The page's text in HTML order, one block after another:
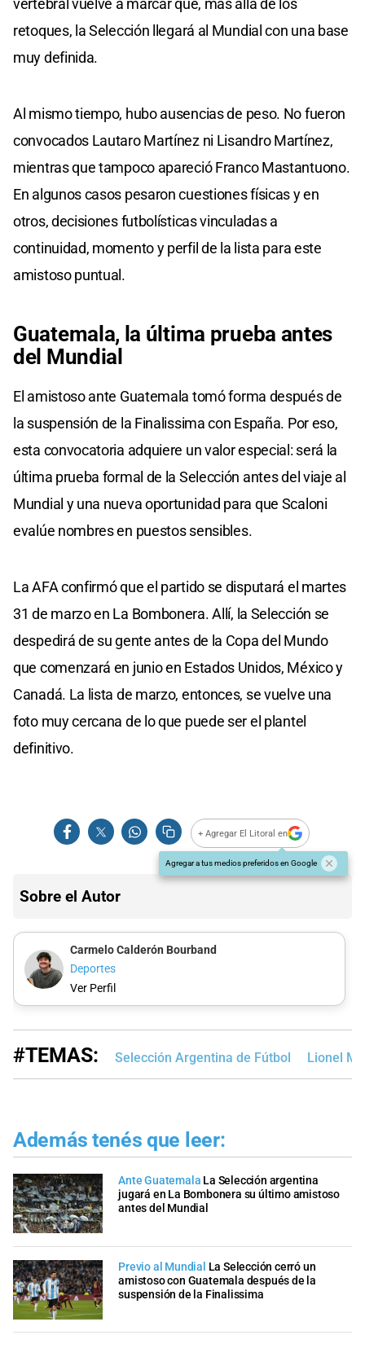
vertebral vuelve a marcar que, más allá de los
retoques, la Selección llegará al Mundial con una base
muy definida.
Al mismo tiempo, hubo ausencias de peso. No fueron
convocados Lautaro Martínez ni Lisandro Martínez,
mientras que tampoco apareció Franco Mastantuono.
En algunos casos pesaron cuestiones físicas y en
otros, decisiones futbolísticas vinculadas a
continuidad, momento y perfil de la lista para este
amistoso puntual.
Guatemala, la última prueba antes
del Mundial
El amistoso ante Guatemala tomó forma después de
la suspensión de la Finalissima con España. Por eso,
esta convocatoria adquiere un valor especial: será la
última prueba formal de la Selección antes del viaje al
Mundial y una nueva oportunidad para que Scaloni
evalúe nombres en puestos sensibles.
La AFA confirmó que el partido se disputará el martes
31 de marzo en La Bombonera. Allí, la Selección se
despedirá de su gente antes de la Copa del Mundo
que comenzará en junio en Estados Unidos, México y
Canadá. La lista de marzo, entonces, se vuelve una
foto muy cercana de lo que puede ser el plantel
definitivo.
+ Agregar El Litoral en
Agregar a tus medios preferidos en Google
Sobre el Autor
Carmelo Calderón Bourband
Deportes
Ver Perfil
#TEMAS: Selección Argentina de Fútbol Lionel
Además tenés que leer:
Ante Guatemala La Selección argentina
jugará en La Bombonera su último amistoso
antes del Mundial
Previo al Mundial La Selección cerró un
amistoso con Guatemala después de la
suspensión de la Finalissima